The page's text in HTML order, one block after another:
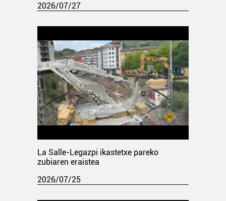
2026/07/27
La Salle-Legazpi ikastetxe pareko
zubiaren eraistea
2026/07/25